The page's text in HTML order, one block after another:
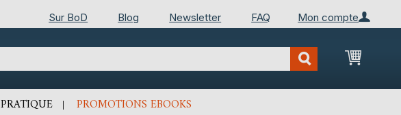
Mon compte
Sur BoD Blog Newsletter FAQ
Mon
PRATIQUE PROMOTIONS EBOOKS